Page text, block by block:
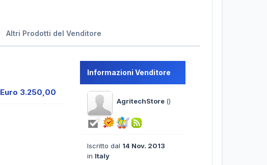
Altri Prodotti del Venditore
Euro 3.250,00
Informazioni Venditore
AgritechStore ()
Iscritto dal 14 Nov. 2013
in Italy